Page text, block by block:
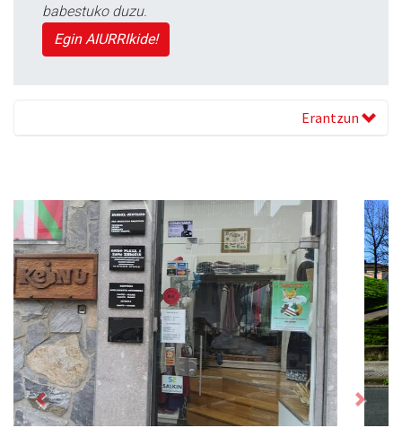
babestuko duzu.
Egin AIURRIkide!
Erantzun
Previous Next